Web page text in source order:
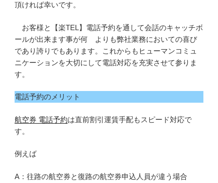
頂ければ幸いです。
お客様と【楽TEL】電話予約を通して会話のキャッチボ
ールが出来ます事が何 よりも弊社業務においての喜び
であり誇りでもあります。これからもヒューマンコミュ
ニケーションを大切にして電話対応を充実させて参りま
す。
電話予約のメリット
航空券 電話予約は直前割引運賃手配もスピード対応で
す。
例えば
A：往路の航空券と復路の航空券申込人員が違う場合